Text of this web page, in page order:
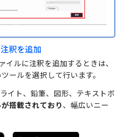
釈を追加
ルに注釈を追加するときは、
ールを選択して行います。
イト、鉛筆、図形、テキストボ
搭載されており、幅広いニー